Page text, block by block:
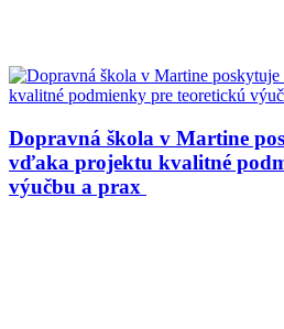
Dopravná škola v Martine
vďaka projektu kvalitné
výučbu a prax